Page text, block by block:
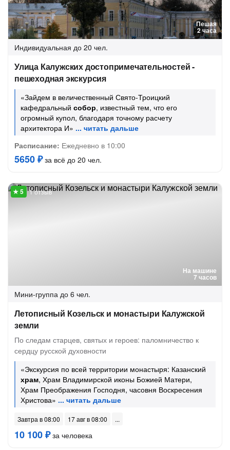
Пешая
2 часа
Индивидуальная до 20 чел.
Улица Калужских достопримечательностей -
пешеходная экскурсия
«Зайдем в величественный Свято-Троицкий
кафедральный собор, известный тем, что его
огромный купол, благодаря точному расчету
архитектора И»
Расписание: Ежедневно в 10:00
5650 ₽за всё до 20 чел.
На машине
7 часов
1 отзыв
Мини-группа до 6 чел.
Летописный Козельск и монастыри Калужской
земли
По следам старцев, святых и героев: паломничество к
сердцу русской духовности
«Экскурсия по всей территории монастыря: Казанский
храм, Храм Владимирской иконы Божией Матери,
Храм Преображения Господня, часовня Воскресения
Христова»
Завтра в 08:00 17 авг в 08:00
10 100 ₽за человека